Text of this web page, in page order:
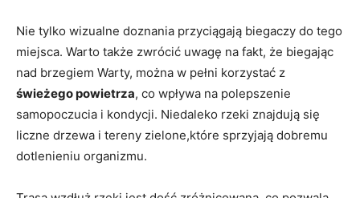
Nie ⁣tylko ​wizualne doznania przyciągają biegaczy do⁤ tego
miejsca. Warto także zwrócić uwagę na ​fakt, że biegając‌
nad brzegiem Warty, można w pełni ⁣korzystać z
świeżego powietrza, co ⁣wpływa na‍ polepszenie‌
samopoczucia i kondycji. Niedaleko‌ rzeki znajdują się
liczne drzewa i⁢ tereny zielone,które sprzyjają dobremu
dotlenieniu organizmu.